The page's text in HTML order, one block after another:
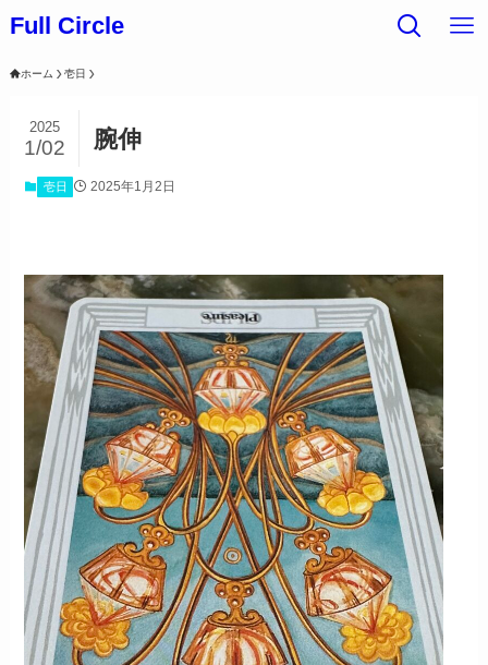
Full Circle
ホーム 壱日
腕伸
2025
1/02
壱日 2025年1月2日